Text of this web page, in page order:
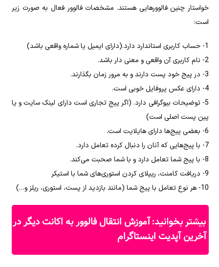
خواستار چنین فالوورهایی هستند. مشخصات فالوور فعال به صورت زیر
است:
1- حساب کاربری استاندارد دارد.(دارای ایمیل یا شماره واقعی باشد)
2- نام کاربری آن واقعی و معنی دار باشد.
3- در پیج خود پست دارند و به مرور زمان بگذارند.
4- دارای عکس پروفایل خوبی است.
5- توضیحات بیوگرافی دارد. (اگر پیج تجاری است دارای لینک سایت و یا
پین پست اصلی است)
6- بعضی پیج‌ها دارای هایلایت است.
7- با پیج‌هایی که آنان را دنبال کرده تعامل دارد.
8- با پیج شما تعامل دارد و با شما صحبت می‌کند.
9- دریافت کامنت، ریپلای کردن استوری‌های شما با استیکر
10- هر نوع تعامل با پیج شما (مانند بازدید از پست، استوری، ریلز و…)
بیشتر بخوانید:آموزش انتقال فالوور به اکانت دیگر در
آخرین آپدیت اینستاگرام